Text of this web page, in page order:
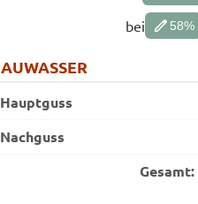
bei edit 58%
Hauptguss
Nachguss
Gesamt: